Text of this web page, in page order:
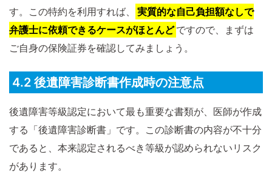
す。この特約を利用すれば、
実質的な自己負担額なしで
弁護士に依頼できるケースがほとんど ですので、まずは
ご自身の保険証券を確認してみましょう。
4.2 後遺障害診断書作成時の注意点
後遺障害等級認定において最も重要な書類が、医師が作成
する「後遺障害診断書」です。この診断書の内容が不十分
であると、本来認定されるべき等級が認められないリスク
があります。